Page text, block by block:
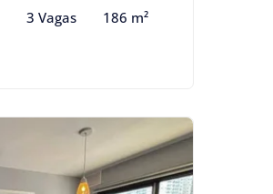
3 Vagas 186 m²